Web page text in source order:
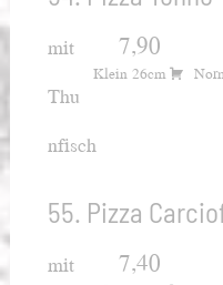
7,90
Klein 26cm
mit
Thu
nfisch
55. Pizza
7,40
mit